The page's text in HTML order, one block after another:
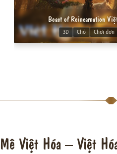
Beast of Reincarnation
3D Chó Chơi đơn
Mê Việt Hóa – Việt